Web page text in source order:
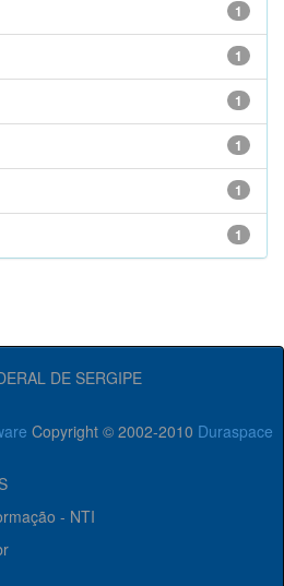
1
1
1
1
1
1
DE SERGIPE
Copyright © 2002-2010 Duraspace
- NTI